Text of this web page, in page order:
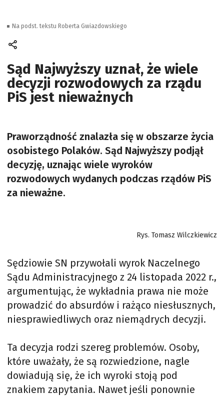
Sąd Najwyższy uznał, że wiele
decyzji rozwodowych za rządu
PiS jest nieważnych
Praworządność znalazła się w obszarze życia
osobistego Polaków. Sąd Najwyższy podjął
decyzję, uznając wiele wyroków
rozwodowych wydanych podczas rządów PiS
za nieważne.
Rys. Tomasz Wilczkiewicz
Sędziowie SN przywołali wyrok Naczelnego
Sądu Administracyjnego z 24 listopada 2022 r.,
argumentując, że wykładnia prawa nie może
prowadzić do absurdów i rażąco niesłusznych,
niesprawiedliwych oraz niemądrych decyzji.
Ta decyzja rodzi szereg problemów. Osoby,
które uważały, że są rozwiedzione, nagle
dowiadują się, że ich wyroki stoją pod
znakiem zapytania. Nawet jeśli ponownie
Na podst. tekstu Roberta Gwiazdowskiego